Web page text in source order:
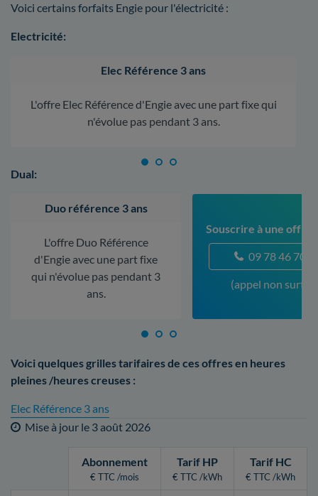
Voici certains forfaits Engie pour l'électricité :
Electricité:
Elec Référence 3 ans
L'offre Elec Référence d'Engie avec une part fixe qui
n'évolue pas pendant 3 ans.
Dual:
Duo référence 3 ans
L'offre Duo Référence
d'Engie avec une part fixe
qui n'évolue pas pendant 3
ans.
Souscrire à une offre
09 78 46 70
(appel non
Voici quelques grilles tarifaires de ces offres en heures
pleines /heures creuses :
Elec Référence 3 ans
Mise à jour le 3 août 2026
Abonnement
€ TTC /mois
Tarif HP
€ TTC /kWh
Tarif HC
€ TTC /kWh